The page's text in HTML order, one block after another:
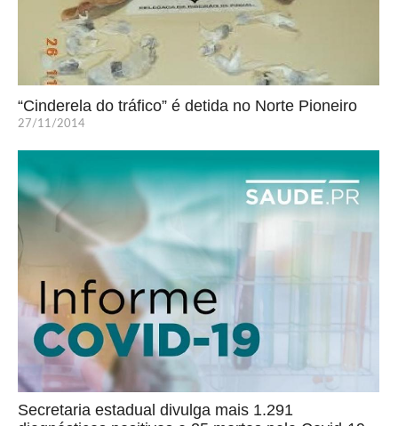
“Cinderela do tráfico” é detida no Norte Pioneiro
27/11/2014
Secretaria estadual divulga mais 1.291